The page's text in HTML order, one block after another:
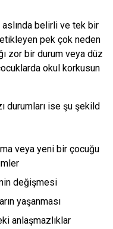
belirli ve tek bir
pek çok neden
zor bir durum veya düz
okul korkusun
durumları ise şu şekild
veya yeni bir çocuğu
değişmesi
yaşanması
anlaşmazlıklar